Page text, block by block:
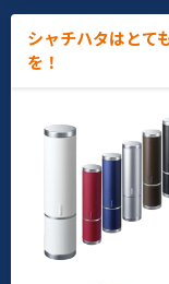
シャチハタはとて
を！